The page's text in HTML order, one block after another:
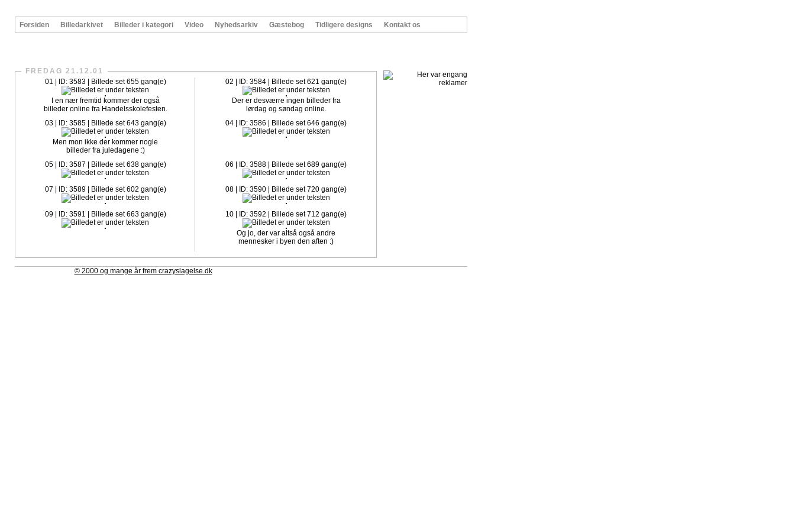
Forsiden Billedarkivet Billeder i kategori Video Nyhedsarkiv Gæstebog Tidligere designs Kontakt os
FREDAG 21.12.01
01 | ID: 3583 | Billede set 655 gang(e)
I en nær fremtid kommer der også
billeder online fra Handelsskolefesten.
02 | ID: 3584 | Billede set 621 gang(e)
Der er desværre ingen billeder fra
lørdag og søndag online.
03 | ID: 3585 | Billede set 643 gang(e)
Men mon ikke der kommer nogle
billeder fra juledagene :)
04 | ID: 3586 | Billede set 646 gang(e)
05 | ID: 3587 | Billede set 638 gang(e) 06 | ID: 3588 | Billede set 689 gang(e)
07 | ID: 3589 | Billede set 602 gang(e) 08 | ID: 3590 | Billede set 720 gang(e)
09 | ID: 3591 | Billede set 663 gang(e) 10 | ID: 3592 | Billede set 712 gang(e)
Og jo, der var altså også andre
mennesker i byen den aften :)
© 2000 og mange år frem crazyslagelse.dk